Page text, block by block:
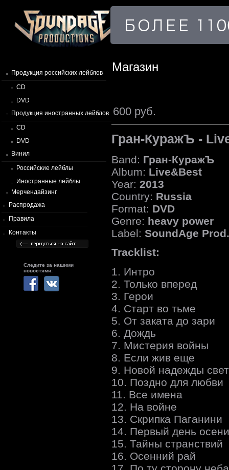
Продукция российских лейблов
CD
DVD
Продукция иностранных лейблов
CD
DVD
Винил
Российские лейблы
Иностранные лейблы
Мерчендайзинг
Распродажа
Правила
Контакты
Следите за нашими
новостями:
Магазин
600 руб.
Гран-КуражЪ -
Band: Гран-КуражЪ
Album: Live&Best
Year: 2013
Country: Russia
Format: DVD
Genre: heavy power
Label: SoundAge Prod.
Tracklist:
1. Интро
2. Только вперед
3. Герои
4. Старт во тьме
5. От заката до зари
6. Дождь
7. Мистерия войны
8. Если жив еще
9. Новой надежды свет
10. Поздно для любви
11. Все имена
12. На войне
13. Скрипка Паганини
14. Первый день осени
15. Тайны странствий
16. Осенний рай